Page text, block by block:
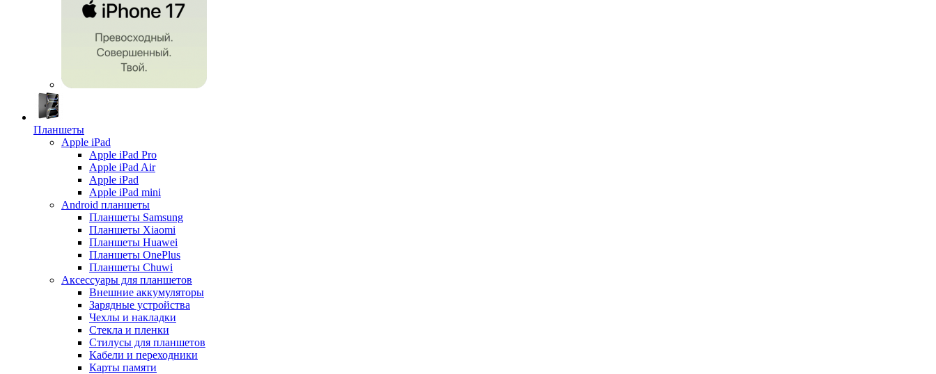
Планшеты
Apple iPad
Apple iPad Pro
Apple iPad Air
Apple iPad
Apple iPad mini
Android планшеты
Планшеты Samsung
Планшеты Xiaomi
Планшеты Huawei
Планшеты OnePlus
Планшеты Chuwi
Аксессуары для планшетов
Внешние аккумуляторы
Зарядные устройства
Чехлы и накладки
Стекла и пленки
Стилусы для планшетов
Кабели и переходники
Карты памяти